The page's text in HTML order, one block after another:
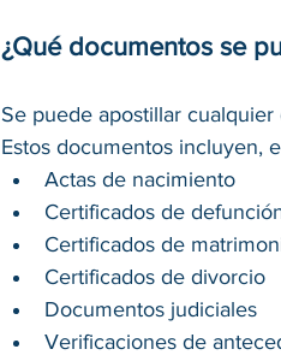
¿Qué documentos se
Se puede apostillar
Estos documentos incluyen,
Actas de nacimiento
Certificados de
Certificados de
Certificados de divorcio
Documentos judiciales
Verificaciones de